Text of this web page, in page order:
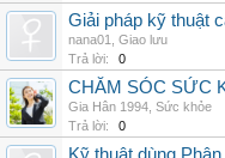
Giải pháp kỹ thuật
nana01
Giao lưu
Trả lời:
0
CHĂM SÓC SỨC
Gia Hân 1994 Sức khỏe
Trả lời:
0